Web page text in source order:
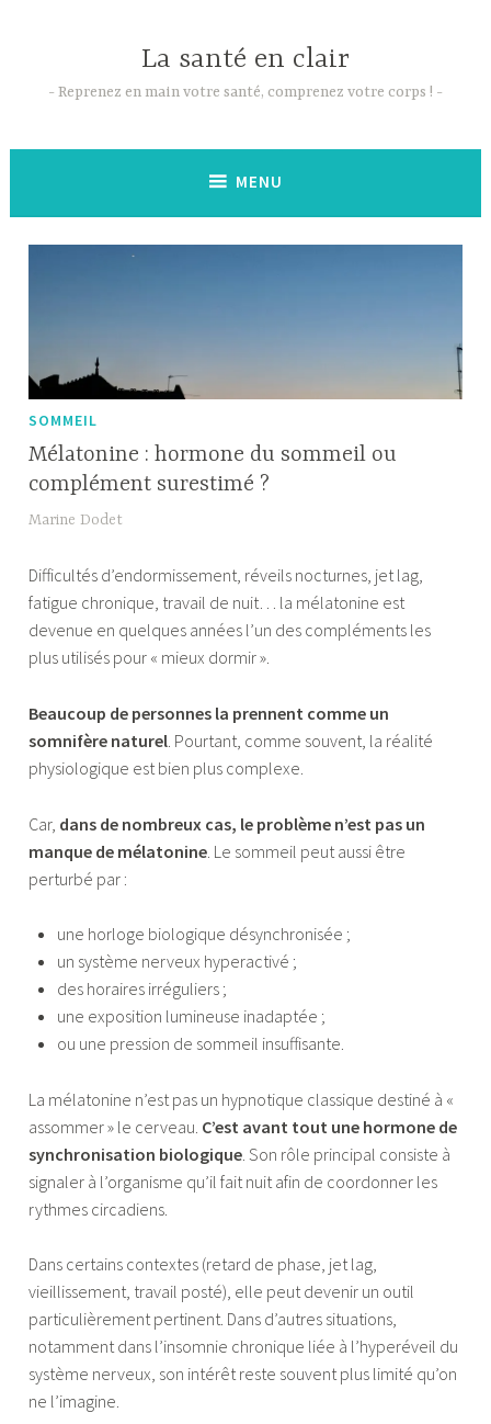
principal
La santé en clair
Reprenez en main votre santé, comprenez votre corps !
MENU
SOMMEIL
Mélatonine : hormone du sommeil ou
complément surestimé ?
1
m
a
i
2
2
6
Marine Dodet
Difficultés d’endormissement, réveils nocturnes, jet lag,
fatigue chronique, travail de nuit… la mélatonine est
devenue en quelques années l’un des compléments les
plus utilisés pour « mieux dormir ».
Beaucoup de personnes la prennent comme un
somnifère naturel. Pourtant, comme souvent, la réalité
physiologique est bien plus complexe.
Car, dans de nombreux cas, le problème n’est pas un
manque de mélatonine . Le sommeil peut aussi être
perturbé par :
une horloge biologique désynchronisée ;
un système nerveux hyperactivé ;
des horaires irréguliers ;
une exposition lumineuse inadaptée ;
ou une pression de sommeil insuffisante.
La mélatonine n’est pas un hypnotique classique destiné à «
assommer » le cerveau. C’est avant tout une hormone de
synchronisation biologique . Son rôle principal consiste à
signaler à l’organisme qu’il fait nuit afin de coordonner les
rythmes circadiens.
Dans certains contextes (retard de phase, jet lag,
vieillissement, travail posté), elle peut devenir un outil
particulièrement pertinent. Dans d’autres situations,
notamment dans l’insomnie chronique liée à l’hyperéveil du
système nerveux, son intérêt reste souvent plus limité qu’on
ne l’imagine.